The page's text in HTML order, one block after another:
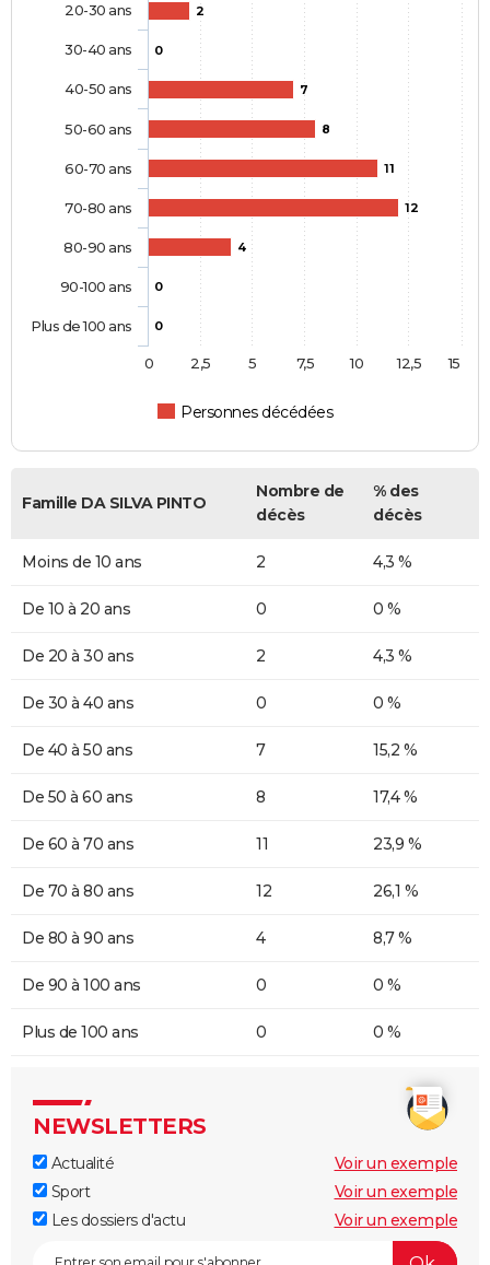
2
0
7
8
11
12
4
0
0
Personnes décédées
20-30 ans
30-40 ans
40-50 ans
50-60 ans
60-70 ans
70-80 ans
80-90 ans
90-100 ans
Plus de 100 ans
0 2,5 5 7,5 10 12,5 15
Famille DA SILVA PINTO
Nombre de
décès
% des
décès
Moins de 10 ans 2 4,3 %
De 10 à 20 ans 0 0 %
De 20 à 30 ans 2 4,3 %
De 30 à 40 ans 0 0 %
De 40 à 50 ans 7 15,2 %
De 50 à 60 ans 8 17,4 %
De 60 à 70 ans 11 23,9 %
De 70 à 80 ans 12 26,1 %
De 80 à 90 ans 4 8,7 %
De 90 à 100 ans 0 0 %
Plus de 100 ans 0 0 %
NEWSLETTERS
Actualité
Voir un exemple
Sport
Voir un exemple
Les dossiers d'actu
Voir un exemple